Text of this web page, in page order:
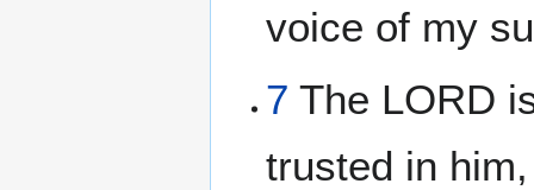
voice of my
7 The LORD
trusted in